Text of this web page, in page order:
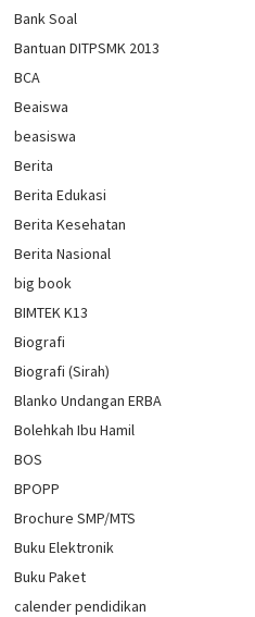
Bank Soal
Bantuan DITPSMK 2013
BCA
Beaiswa
beasiswa
Berita
Berita Edukasi
Berita Kesehatan
Berita Nasional
big book
BIMTEK K13
Biografi
Biografi (Sirah)
Blanko Undangan ERBA
Bolehkah Ibu Hamil
BOS
BPOPP
Brochure SMP/MTS
Buku Elektronik
Buku Paket
calender pendidikan